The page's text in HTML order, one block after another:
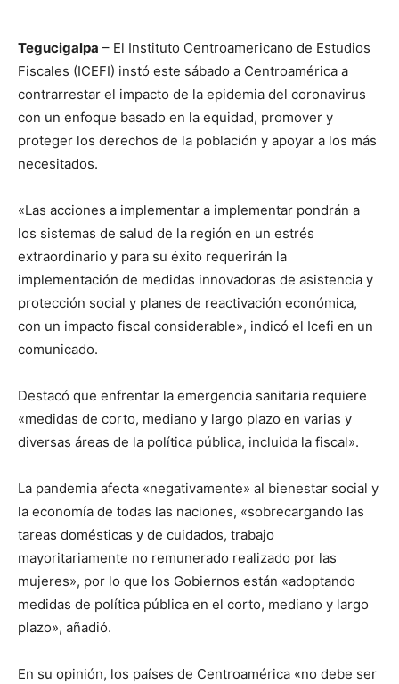
Tegucigalpa – El Instituto Centroamericano de Estudios
Fiscales (ICEFI) instó este sábado a Centroamérica a
contrarrestar el impacto de la epidemia del coronavirus
con un enfoque basado en la equidad, promover y
proteger los derechos de la población y apoyar a los más
necesitados.
«Las acciones a implementar a implementar pondrán a
los sistemas de salud de la región en un estrés
extraordinario y para su éxito requerirán la
implementación de medidas innovadoras de asistencia y
protección social y planes de reactivación económica,
con un impacto fiscal considerable», indicó el Icefi en un
comunicado.
Destacó que enfrentar la emergencia sanitaria requiere
«medidas de corto, mediano y largo plazo en varias y
diversas áreas de la política pública, incluida la fiscal».
La pandemia afecta «negativamente» al bienestar social y
la economía de todas las naciones, «sobrecargando las
tareas domésticas y de cuidados, trabajo
mayoritariamente no remunerado realizado por las
mujeres», por lo que los Gobiernos están «adoptando
medidas de política pública en el corto, mediano y largo
plazo», añadió.
En su opinión, los países de Centroamérica «no debe ser